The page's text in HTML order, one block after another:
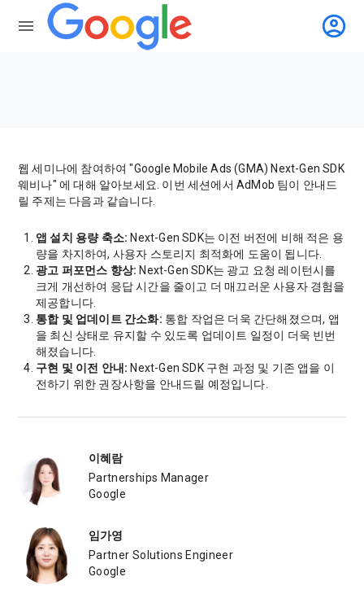
menu account_circle
웹 세미나에 참여하여 "Google Mobile Ads (GMA) Next-Gen SDK
웨비나" 에 대해 알아보세요. 이번 세션에서 AdMob 팀이 안내드
릴 주제는 다음과 같습니다.
앱 설치 용량 축소: Next-Gen SDK는 이전 버전에 비해 적은 용
량을 차지하여, 사용자 스토리지 최적화에 도움이 됩니다.
광고 퍼포먼스 향상: Next-Gen SDK는 광고 요청 레이턴시를
크게 개선하여 응답 시간을 줄이고 더 매끄러운 사용자 경험을
제공합니다.
통합 및 업데이트 간소화: 통합 작업은 더욱 간단해졌으며, 앱
을 최신 상태로 유지할 수 있도록 업데이트 일정이 더욱 빈번
해졌습니다.
구현 및 이전 안내: Next-Gen SDK 구현 과정 및 기존 앱을 이
전하기 위한 권장사항을 안내드릴 예정입니다.
이혜람
Partnerships Manager
Google
임가영
Partner Solutions Engineer
Google